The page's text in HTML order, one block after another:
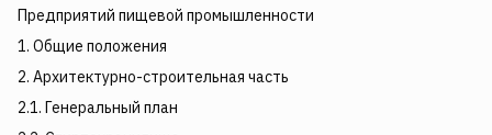
Предприятий пищевой промышленности
1. Общие положения
2. Архитектурно-строительная часть
2.1. Генеральный план